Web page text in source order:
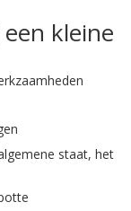
kleine
staat, het